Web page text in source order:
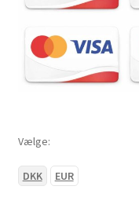
Vælge:
DKK EUR